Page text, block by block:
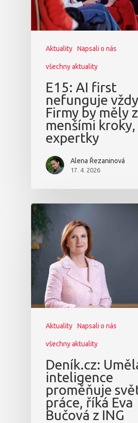
Aktuality Napsali o nás
všechny aktuality
E15: AI first
nefunguje
Firmy by měly
menšími
expertky
Alena Řezaninová
17. 4. 2026
Aktuality Napsali o nás
všechny aktuality
Deník.cz:
inteligence
proměňuje
práce, říká Eva
Bučová z ING